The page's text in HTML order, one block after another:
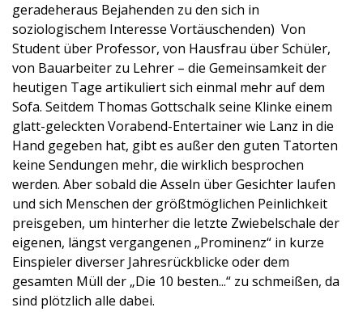
geradeheraus Bejahenden zu den sich in
soziologischem Interesse Vortäuschenden) Von
Student über Professor, von Hausfrau über Schüler,
von Bauarbeiter zu Lehrer – die Gemeinsamkeit der
heutigen Tage artikuliert sich einmal mehr auf dem
Sofa. Seitdem Thomas Gottschalk seine Klinke einem
glatt-geleckten Vorabend-Entertainer wie Lanz in die
Hand gegeben hat, gibt es außer den guten Tatorten
keine Sendungen mehr, die wirklich besprochen
werden. Aber sobald die Asseln über Gesichter laufen
und sich Menschen der größtmöglichen Peinlichkeit
preisgeben, um hinterher die letzte Zwiebelschale der
eigenen, längst vergangenen „Prominenz“ in kurze
Einspieler diverser Jahresrückblicke oder dem
gesamten Müll der „Die 10 besten...“ zu schmeißen, da
sind plötzlich alle dabei.